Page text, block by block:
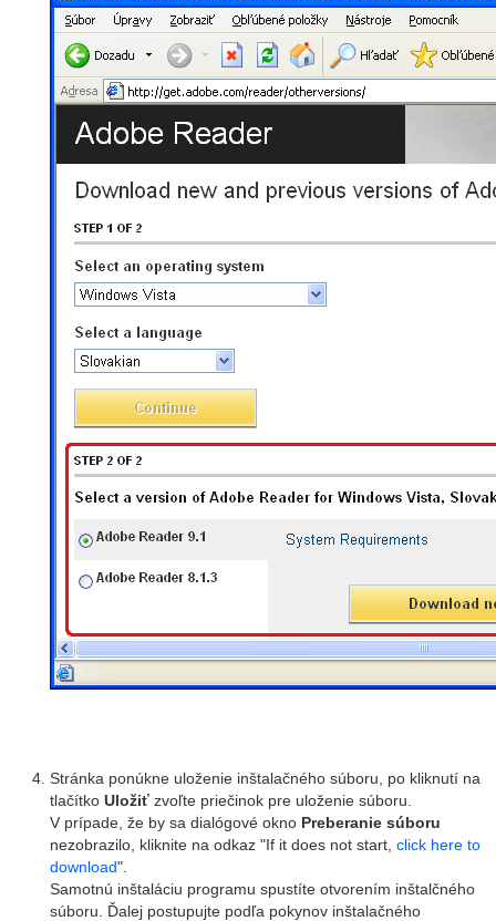
Stránka ponúkne uloženie inštalačného súboru, po kliknutí na
tlačítko Uložiť zvoľte priečinok pre uloženie súboru.
V prípade, že by sa dialógové okno Preberanie súboru
nezobrazilo, kliknite na odkaz "If it does not start, click here to
download".
Samotnú inštaláciu programu spustíte otvorením inštalčného
súboru. Ďalej postupujte podľa pokynov inštalačného